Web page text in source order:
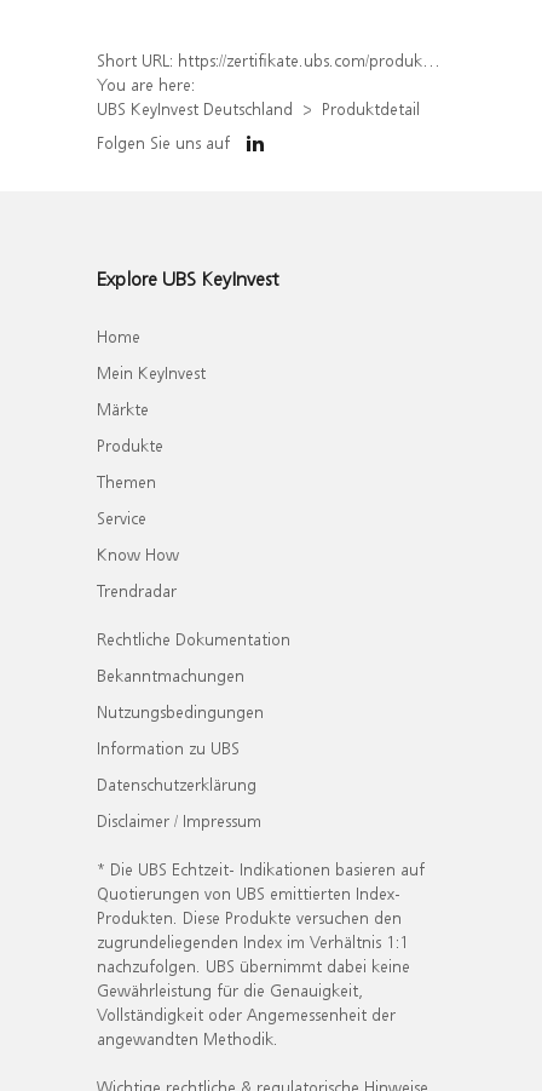
Short URL: https://zertifikate.ubs.com/produkt/detail/index/isin/DE000UQ2Y920
You are here:
UBS KeyInvest Deutschland
Produktdetail
Folgen Sie uns auf
Explore UBS KeyInvest
Home
Mein KeyInvest
Märkte
Produkte
Themen
Service
Know How
Trendradar
Rechtliche Dokumentation
Bekanntmachungen
Nutzungsbedingungen
Information zu UBS
Datenschutzerklärung
Disclaimer / Impressum
* Die UBS Echtzeit- Indikationen basieren auf
Quotierungen von UBS emittierten Index-
Produkten. Diese Produkte versuchen den
zugrundeliegenden Index im Verhältnis 1:1
nachzufolgen. UBS übernimmt dabei keine
Gewährleistung für die Genauigkeit,
Vollständigkeit oder Angemessenheit der
angewandten Methodik.